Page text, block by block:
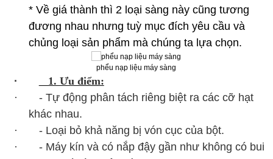
* Về giá thành thì 2 loại sàng này cũng tương
đương nhau nhưng tuỳ mục đích yêu cầu và
chủng loại sản phẩm mà chúng ta lựa chọn.
phểu nạp liệu máy sàng
·
1. Ưu điểm:
· - Tự động phân tách riêng biệt ra các cỡ hạt
khác nhau.
· - Loại bỏ khả năng bị vón cục của bột.
· - Máy kín và có nắp đậy gần như không có bui